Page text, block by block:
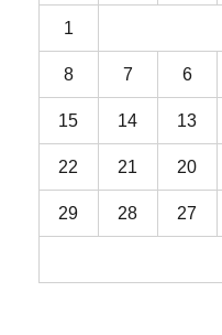
1
6
7
8
13
14
15
20
21
22
27
28
29